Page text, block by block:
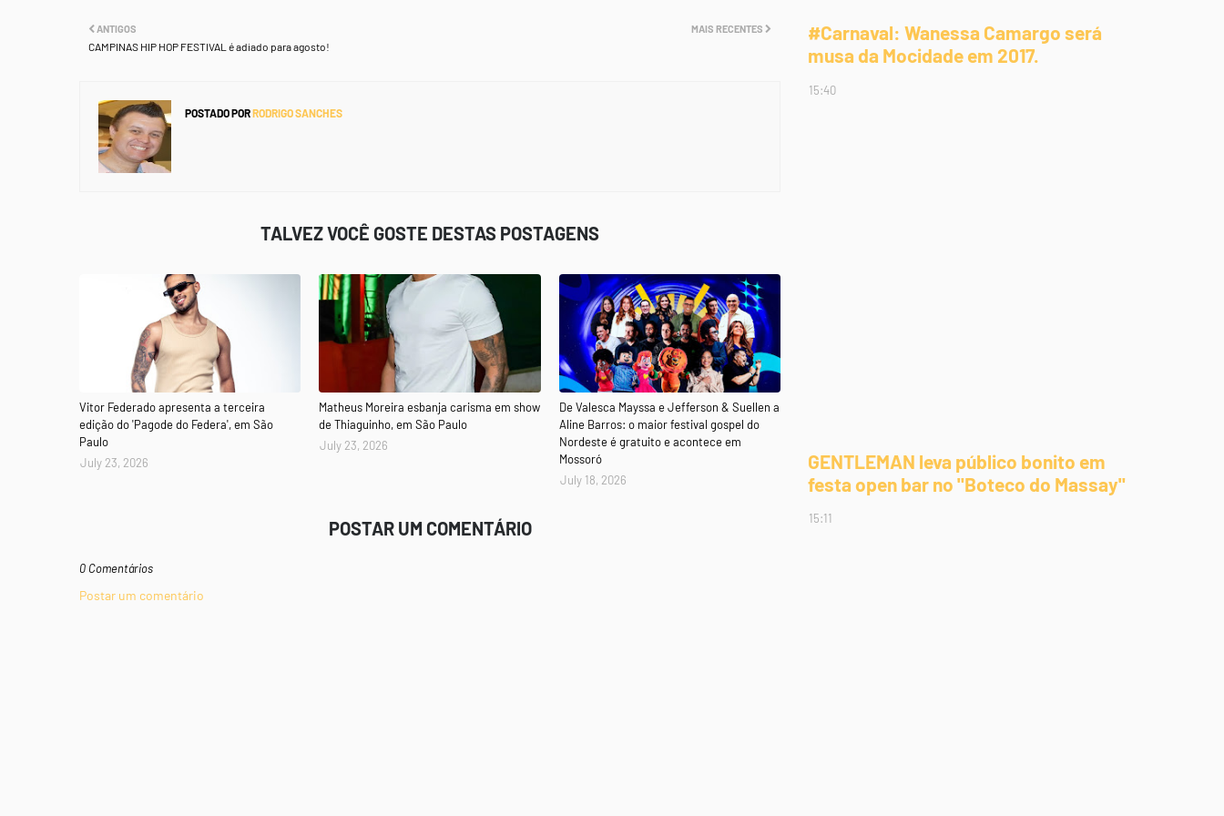
MAIS RECENTES
ANTIGOS
CAMPINAS HIP HOP FESTIVAL é adiado para agosto!
POSTADO PORRODRIGO SANCHES
TALVEZ VOCÊ GOSTE DESTAS POSTAGENS
Vitor Federado apresenta a terceira
edição do 'Pagode do Federa', em São
Paulo
July 23, 2026
Matheus Moreira esbanja carisma em show
de Thiaguinho, em São Paulo
July 23, 2026
De Valesca Mayssa e Jefferson & Suellen a
Aline Barros: o maior festival gospel do
Nordeste é gratuito e acontece em
Mossoró
July 18, 2026
POSTAR UM COMENTÁRIO
0 Comentários
Postar um comentário
#Carnaval: Wanessa Camargo será
musa da Mocidade em 2017.
15:40
GENTLEMAN leva público bonito em
festa open bar no "Boteco do Massay"
15:11